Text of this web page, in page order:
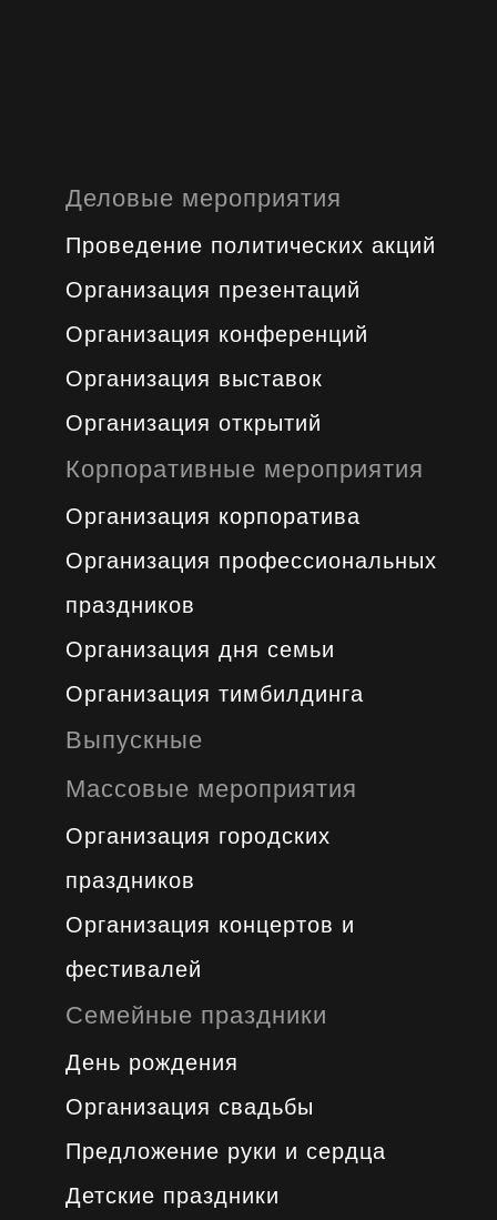
Деловые мероприятия
Проведение политических акций
Организация презентаций
Организация конференций
Организация выставок
Организация открытий
Корпоративные мероприятия
Организация корпоратива
Организация профессиональных
праздников
Организация дня семьи
Организация тимбилдинга
Выпускные
Массовые мероприятия
Организация городских
праздников
Организация концертов и
фестивалей
Семейные праздники
День рождения
Организация свадьбы
Предложение руки и сердца
Детские праздники